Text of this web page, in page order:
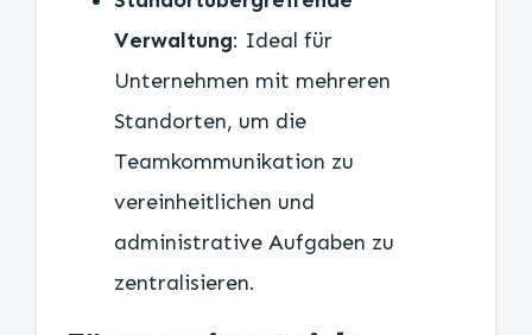
Verwaltung: Ideal für
Unternehmen mit mehreren
Standorten, um die
Teamkommunikation zu
vereinheitlichen und
administrative Aufgaben zu
zentralisieren.